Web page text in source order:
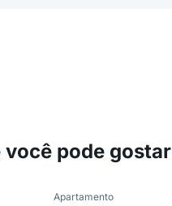
pode gostar
Apartamento